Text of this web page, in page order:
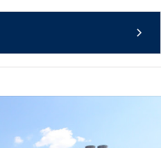
chevron_right